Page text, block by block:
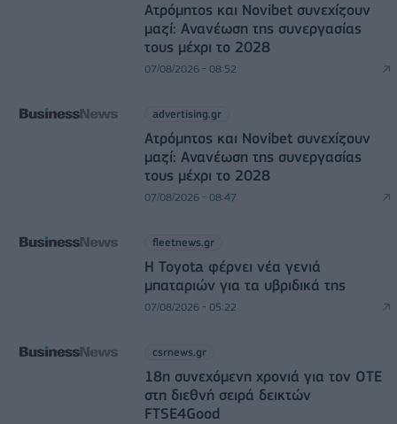
Ατρόμητος και Novibet συνεχίζουν
μαζί: Ανανέωση της συνεργασίας
τους μέχρι το 2028
07/08/2026 - 08:52
advertising.gr
Ατρόμητος και Novibet συνεχίζουν
μαζί: Ανανέωση της συνεργασίας
τους μέχρι το 2028
07/08/2026 - 08:47
fleetnews.gr
Η Toyota φέρνει νέα γενιά
μπαταριών για τα υβριδικά της
07/08/2026 - 05:22
csrnews.gr
18η συνεχόμενη χρονιά για τον ΟΤΕ
στη διεθνή σειρά δεικτών
FTSE4Good